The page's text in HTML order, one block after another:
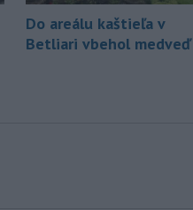
Do areálu kaštieľa v
Betliari vbehol medveď